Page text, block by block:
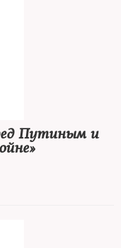
Путиным и